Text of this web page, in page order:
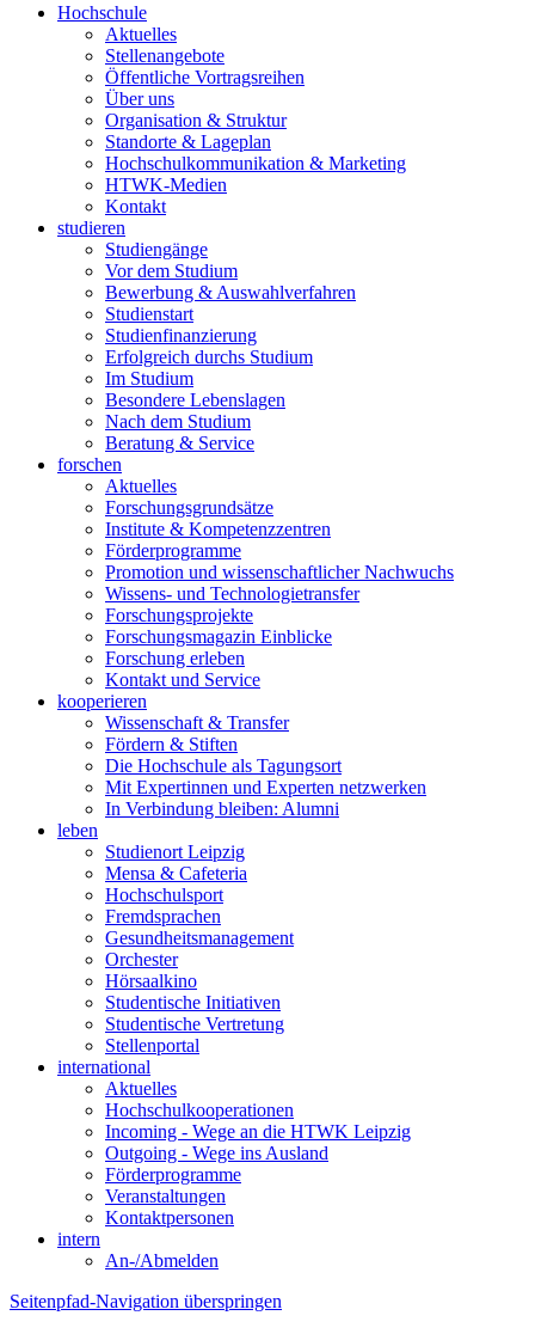
Hochschule
Aktuelles
Stellenangebote
Öffentliche Vortragsreihen
Über uns
Organisation & Struktur
Standorte & Lageplan
Hochschulkommunikation & Marketing
HTWK-Medien
Kontakt
studieren
Studiengänge
Vor dem Studium
Bewerbung & Auswahlverfahren
Studienstart
Studienfinanzierung
Erfolgreich durchs Studium
Im Studium
Besondere Lebenslagen
Nach dem Studium
Beratung & Service
forschen
Aktuelles
Forschungsgrundsätze
Institute & Kompetenzzentren
Förderprogramme
Promotion und wissenschaftlicher Nachwuchs
Wissens- und Technologietransfer
Forschungsprojekte
Forschungsmagazin Einblicke
Forschung erleben
Kontakt und Service
kooperieren
Wissenschaft & Transfer
Fördern & Stiften
Die Hochschule als Tagungsort
Mit Expertinnen und Experten netzwerken
In Verbindung bleiben: Alumni
leben
Studienort Leipzig
Mensa & Cafeteria
Hochschulsport
Fremdsprachen
Gesundheitsmanagement
Orchester
Hörsaalkino
Studentische Initiativen
Studentische Vertretung
Stellenportal
international
Aktuelles
Hochschulkooperationen
Incoming - Wege an die HTWK Leipzig
Outgoing - Wege ins Ausland
Förderprogramme
Veranstaltungen
Kontaktpersonen
intern
An-/Abmelden
Seitenpfad-Navigation überspringen